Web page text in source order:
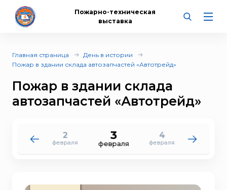
Пожарно-техническая
выставка
Главная страница
День в истории
Пожар в здании склада автозапчастей «Автотрейд»
Пожар в здании склада
автозапчастей «Автотрейд»
2
февраля
3
февраля
4
февраля